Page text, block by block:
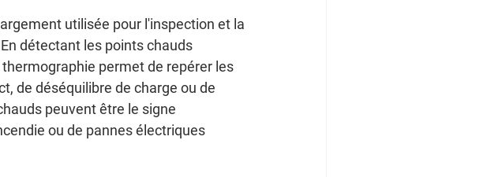
utilisée pour l'inspection et la
détectant les points chauds
permet de repérer les
de déséquilibre de charge ou de
peuvent être le signe
ou de pannes électriques